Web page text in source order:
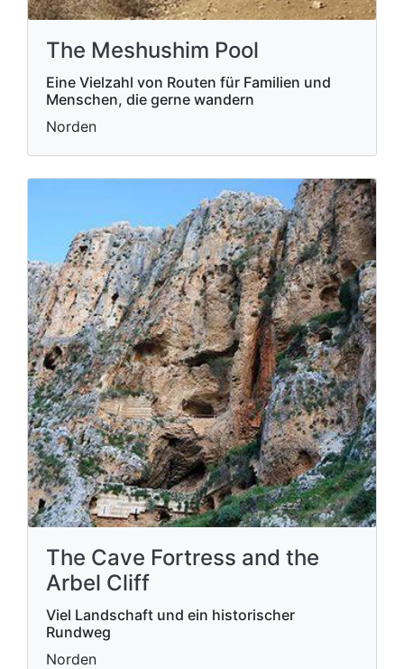
The Meshushim Pool
Eine Vielzahl von Routen für Familien und
Menschen, die gerne wandern
Norden
The Cave Fortress and the
Arbel Cliff
Viel Landschaft und ein historischer
Rundweg
Norden